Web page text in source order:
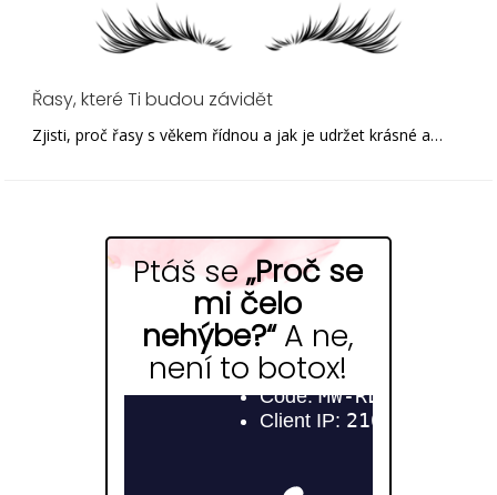
Řasy, které Ti budou závidět
Zjisti, proč řasy s věkem řídnou a jak je udržet krásné a…
Ptáš se „Proč se
mi čelo
nehýbe?“A ne,
není to botox!